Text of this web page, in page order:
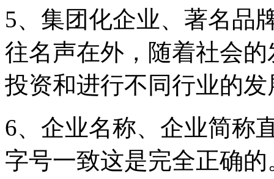
5、集团化企业、著名品
往名声在外，随着社会
投资和进行不同行业的发
6、企业名称、企业简称
字号一致这是完全正确